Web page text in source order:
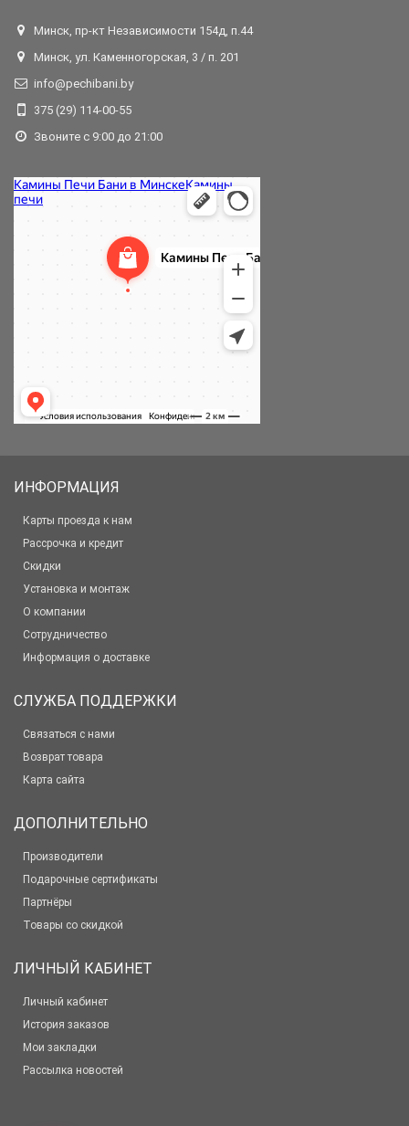
Минск, пр-кт Независимости 154д, п.44
Минск, ул. Каменногорская, 3 / п. 201
info@pechibani.by
375 (29) 114-00-55
Звоните с 9:00 до 21:00
ИНФОРМАЦИЯ
Карты проезда к нам
Рассрочка и кредит
Скидки
Установка и монтаж
О компании
Сотрудничество
Информация о доставке
СЛУЖБА ПОДДЕРЖКИ
Связаться с нами
Возврат товара
Карта сайта
ДОПОЛНИТЕЛЬНО
Производители
Подарочные сертификаты
Партнёры
Товары со скидкой
ЛИЧНЫЙ КАБИНЕТ
Личный кабинет
История заказов
Мои закладки
Рассылка новостей